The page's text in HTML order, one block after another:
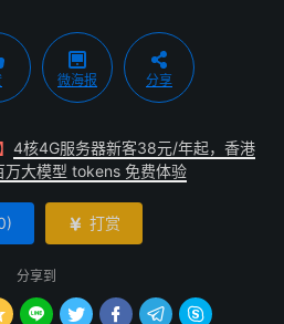
微海报 分享
4核4G服务器新客38元/年起，香港
大模型 tokens 免费体验
)  打赏
分享到
    